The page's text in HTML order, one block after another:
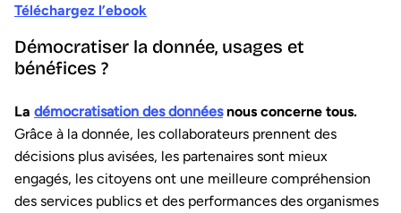
Téléchargez l’ebook
Démocratiser la donnée, usages et
bénéfices ?
La démocratisation des donnéesnous concerne tous.
Grâce à la donnée, les collaborateurs prennent des
décisions plus avisées, les partenaires sont mieux
engagés, les citoyens ont une meilleure compréhension
des services publics et des performances des organismes